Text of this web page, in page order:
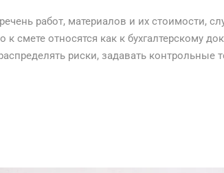
работ, материалов и их стоимости,
смете относятся как к бухгалтерскому
риски, задавать контрольные